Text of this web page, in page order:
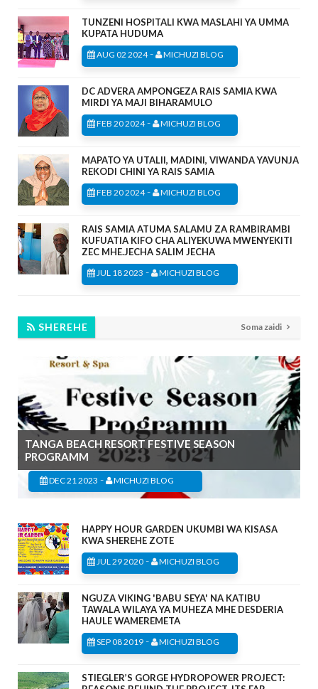
TUNZENI HOSPITALI KWA MASLAHI YA UMMA
KUPATA HUDUMA
AUG 02 2024- MICHUZI BLOG
DC ADVERA AMPONGEZA RAIS SAMIA KWA
MIRDI YA MAJI BIHARAMULO
FEB 20 2024- MICHUZI BLOG
MAPATO YA UTALII, MADINI, VIWANDA YAVUNJA
REKODI CHINI YA RAIS SAMIA
FEB 20 2024- MICHUZI BLOG
RAIS SAMIA ATUMA SALAMU ZA RAMBIRAMBI
KUFUATIA KIFO CHA ALIYEKUWA MWENYEKITI
ZEC MHE.JECHA SALIM JECHA
JUL 18 2023 - MICHUZI BLOG
SHEREHE Soma zaidi
TANGA BEACH RESORT FESTIVE SEASON
PROGRAMM
DEC 21 2023 - MICHUZI BLOG
HAPPY HOUR GARDEN UKUMBI WA KISASA
KWA SHEREHE ZOTE
JUL 29 2020 - MICHUZI BLOG
NGUZA VIKING 'BABU SEYA' NA KATIBU
TAWALA WILAYA YA MUHEZA MHE DESDERIA
HAULE WAMEREMETA
SEP 08 2019 - MICHUZI BLOG
STIEGLER’S GORGE HYDROPOWER PROJECT: